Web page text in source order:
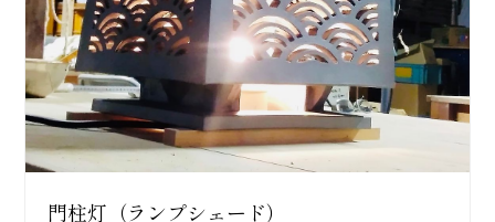
門柱灯（ランプシェード）